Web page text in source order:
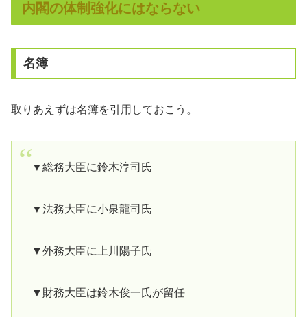
内閣の体制強化にはならない
名簿
取りあえずは名簿を引用しておこう。
▼総務大臣に鈴木淳司氏
▼法務大臣に小泉龍司氏
▼外務大臣に上川陽子氏
▼財務大臣は鈴木俊一氏が留任